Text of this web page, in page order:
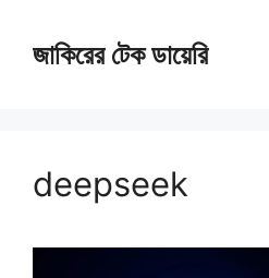
জাকিরের টেক ডায়েরি
deepseek